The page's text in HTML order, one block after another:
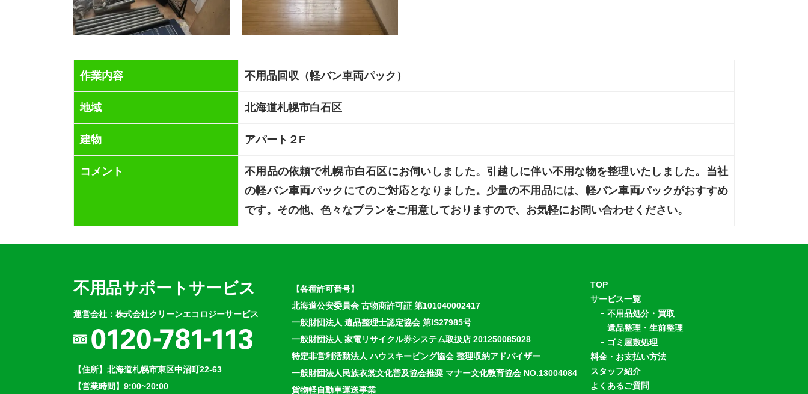
作業内容 不用品回収（軽バン車両パック）
地域 北海道札幌市白石区
建物 アパート２F
コメント
不用品の依頼で札幌市白石区にお伺いしました。引越しに伴い不用な物を整理いたしました。当社
の軽バン車両パックにてのご対応となりました。少量の不用品には、軽バン車両パックがおすすめ
です。その他、色々なプランをご用意しておりますので、お気軽にお問い合わせください。
不用品サポートサービス
運営会社：株式会社クリーンエコロジーサービス
【住所】北海道札幌市東区中沼町22-63
【営業時間】9:00~20:00
【各種許可番号】
北海道公安委員会 古物商許可証 第101040002417
一般財団法人 遺品整理士認定協会 第IS27985号
一般財団法人 家電リサイクル券システム取扱店 201250085028
特定非営利活動法人 ハウスキーピング協会 整理収納アドバイザー
一般財団法人民族衣裳文化普及協会推奨 マナー文化教育協会 NO.13004084
貨物軽自動車運送事業
TOP
サービス一覧
不用品処分・買取
遺品整理・生前整理
ゴミ屋敷処理
料金・お支払い方法
スタッフ紹介
よくあるご質問